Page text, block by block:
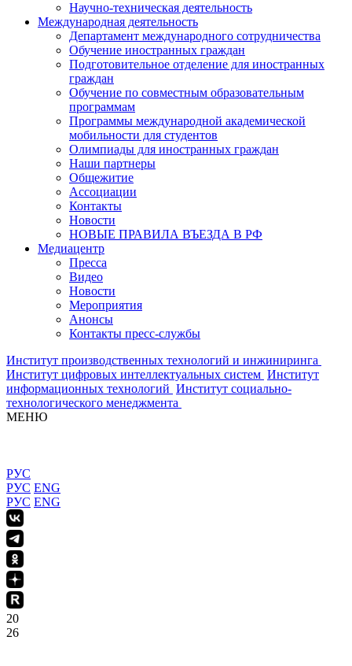
Научно-техническая деятельность
Международная деятельность
Департамент международного сотрудничества
Обучение иностранных граждан
Подготовительное отделение для иностранных
граждан
Обучение по совместным образовательным
программам
Программы международной академической
мобильности для студентов
Олимпиады для иностранных граждан
Наши партнеры
Общежитие
Ассоциации
Контакты
Новости
НОВЫЕ ПРАВИЛА ВЪЕЗДА В РФ
Медиацентр
Пресса
Видео
Новости
Мероприятия
Анонсы
Контакты пресс-службы
Институт производственных технологий и инжиниринга
Институт цифровых интеллектуальных систем Институт
информационных технологий Институт социально-
технологического менеджмента
МЕНЮ
РУС
РУС ENG
РУС ENG
20
26